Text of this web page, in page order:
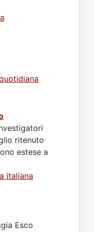
ritenuto
estese a
italiana
Esco